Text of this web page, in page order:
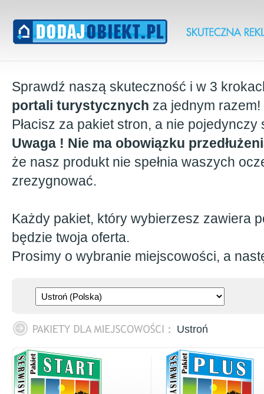
Sprawdź naszą skuteczność i w 3
portali turystycznych za jednym razem!
Płacisz za pakiet stron, a nie pojedynczy
Uwaga ! Nie ma obowiązku
że nasz produkt nie spełnia waszych
zrezygnować.
Każdy pakiet, który wybierzesz zawiera
będzie twoja oferta.
Prosimy o wybranie miejscowości, a
Ustroń